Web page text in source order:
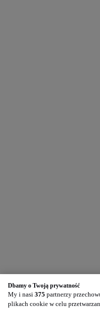
Dbamy o Twoją prywatność
My i nasi 375 partnerzy
plikach cookie w celu